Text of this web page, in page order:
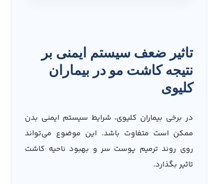
تاثیر ضعف سیستم ایمنی بر
نتیجه کاشت مو در بیماران
کلیوی
در برخی بیماران کلیوی، شرایط سیستم ایمنی بدن
ممکن است متفاوت باشد. این موضوع می‌تواند
روی روند ترمیم پوست سر و بهبود ناحیه کاشت
تاثیر بگذارد.